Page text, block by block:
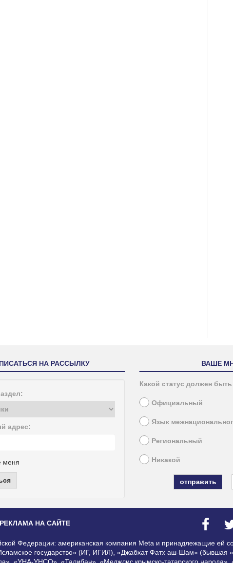
НА РАССЫЛКУ
адрес:
меня
ВАШЕ
Какой статус должен
Официальный
Язык
Региональный
Никакой
РЕКЛАМА НА САЙТЕ
Федерации: американская компания Meta и принадлежащие ей
государство» (ИГ, ИГИЛ), «Джабхат Фатх аш-Шам» (бывшая
«УНА-УНСО», «Талибан», «Меджлис крымско-татарского народа»,